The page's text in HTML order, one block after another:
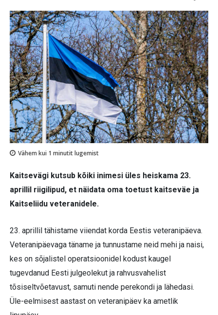
Vähem kui 1 minutit lugemist
Kaitsevägi kutsub kõiki inimesi üles heiskama 23.
aprillil riigilipud, et näidata oma toetust kaitseväe ja
Kaitseliidu veteranidele.
23. aprillil tähistame viiendat korda Eestis veteranipäeva.
Veteranipäevaga täname ja tunnustame neid mehi ja naisi,
kes on sõjalistel operatsioonidel kodust kaugel
tugevdanud Eesti julgeolekut ja rahvusvahelist
tõsiseltvõetavust, samuti nende perekondi ja lähedasi.
Üle-eelmisest aastast on veteranipäev ka ametlik